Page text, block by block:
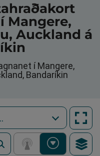
Mangere,
Auckland á
í Mangere,
Bandaríkin